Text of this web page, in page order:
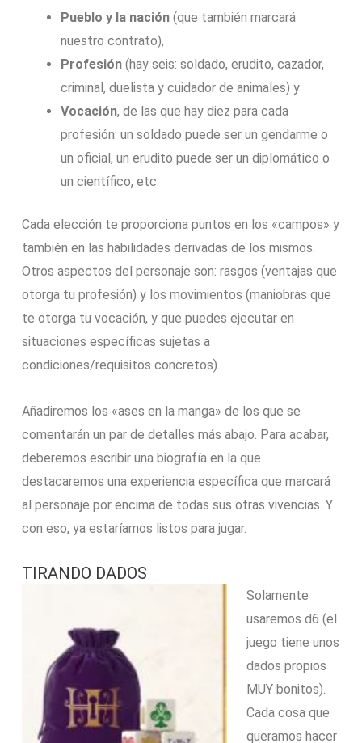
Pueblo y la nación (que también marcará
nuestro contrato),
Profesión (hay seis: soldado, erudito, cazador,
criminal, duelista y cuidador de animales) y
Vocación, de las que hay diez para cada
profesión: un soldado puede ser un gendarme o
un oficial, un erudito puede ser un diplomático o
un científico, etc.
Cada elección te proporciona puntos en los «campos» y
también en las habilidades derivadas de los mismos.
Otros aspectos del personaje son: rasgos (ventajas que
otorga tu profesión) y los movimientos (maniobras que
te otorga tu vocación, y que puedes ejecutar en
situaciones específicas sujetas a
condiciones/requisitos concretos).
Añadiremos los «ases en la manga» de los que se
comentarán un par de detalles más abajo. Para acabar,
deberemos escribir una biografía en la que
destacaremos una experiencia específica que marcará
al personaje por encima de todas sus otras vivencias. Y
con eso, ya estaríamos listos para jugar.
TIRANDO DADOS
Solamente
usaremos d6 (el
juego tiene unos
dados propios
MUY bonitos).
Cada cosa que
queramos hacer